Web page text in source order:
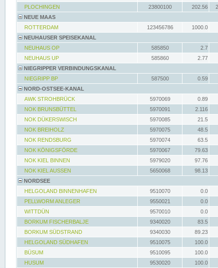
PLOCHINGEN
23800100 202.56
NEUE MAAS
ROTTERDAM
123456786
1000.0
NEUHAUSER SPEISEKANAL
NEUHAUS OP
585850
2.7
NEUHAUS UP
585860
2.77
NIEGRIPPER VERBINDUNGSKANAL
NIEGRIPP BP
587500
0.59
NORD-OSTSEE-KANAL
AWK STROHBRÜCK
5970069
0.89
NOK BRUNSBÜTTEL
5970091
2.116
NOK DÜKERSWISCH
5970085
21.5
NOK BREIHOLZ
5970075
48.5
NOK RENDSBURG
5970074
63.5
NOK KÖNIGSFÖRDE
5970067
79.63
NOK KIEL BINNEN
5979020
97.76
NOK KIEL AUSSEN
5650068
98.13
NORDSEE
HELGOLAND BINNENHAFEN
9510070
0.0
PELLWORM ANLEGER
9550021
0.0
WITTDÜN
9570010
0.0
BORKUM FISCHERBALJE
9340020
83.5
BORKUM SÜDSTRAND
9340030
89.23
HELGOLAND SÜDHAFEN
9510075
100.0
BÜSUM
9510095
100.0
HUSUM
9530020 100.0